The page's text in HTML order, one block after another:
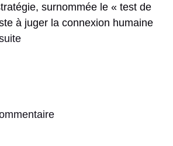
surnommée le « test de
à juger la connexion humaine